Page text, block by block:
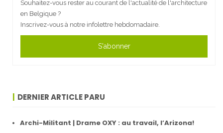
Souhaitez-vous rester au courant de l'actualité de l'architecture
en Belgique ?
Inscrivez-vous à notre infolettre hebdomadaire.
S'abonner
DERNIER ARTICLE PARU
Archi-Militant | Drame OXY : au travail, l’Arizona!